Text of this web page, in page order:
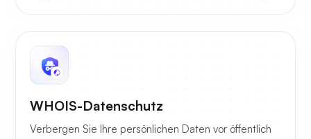
WHOIS-Datenschutz
Verbergen Sie Ihre persönlichen Daten vor öffentlich